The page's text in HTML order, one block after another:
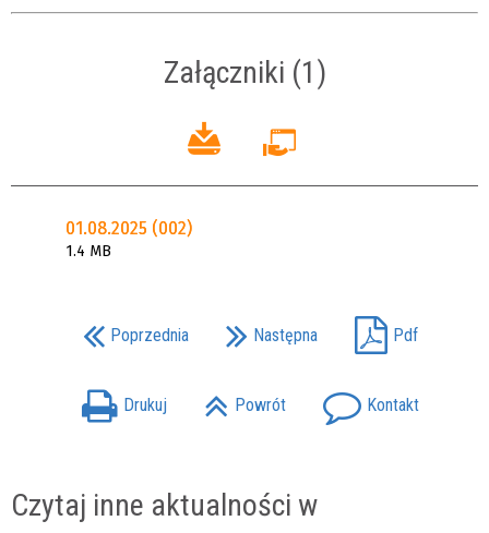
Załączniki (1)
01.08.2025 (002)
1.4 MB
Poprzednia Następna Pdf
Drukuj Powrót Kontakt
Czytaj inne aktualności w